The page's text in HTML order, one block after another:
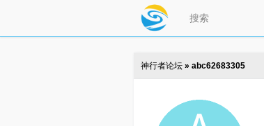
神行者论坛 » abc62683305